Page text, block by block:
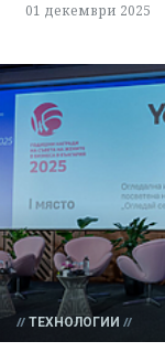
01 декември 2025
ТЕХНОЛОГИИ